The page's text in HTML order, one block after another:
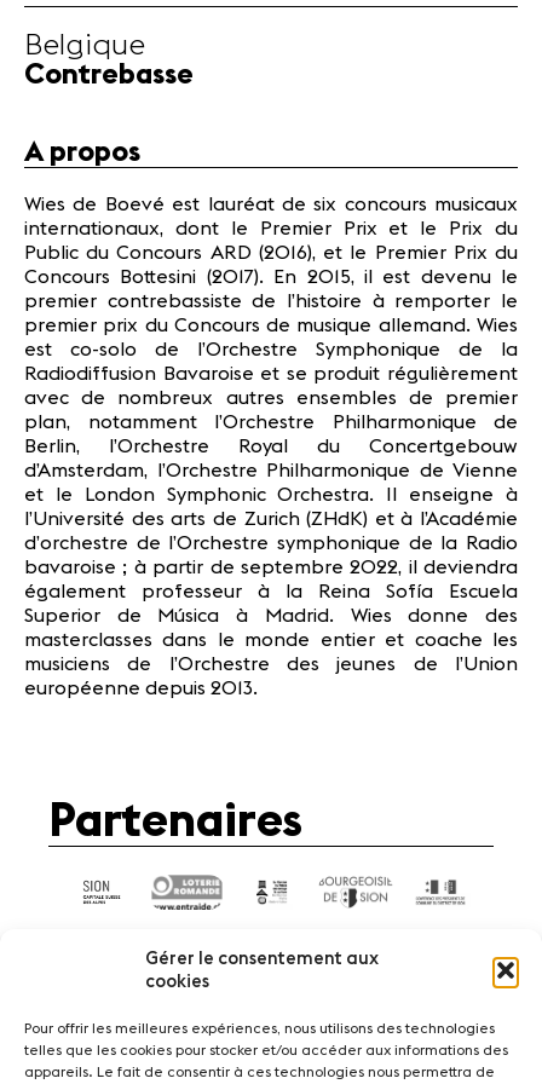
Gérer le consentement aux
cookies
Pour offrir les meilleures expériences, nous utilisons des technologies
telles que les cookies pour stocker et/ou accéder aux informations des
appareils. Le fait de consentir à ces technologies nous permettra de
Partenaires
Concerts
Médiation
Médias
Revue de
presse
Emplois
A propos
Mentions
légales
Contact
Belgique
Contrebasse
A propos
Wies de Boevé est lauréat de six concours musicaux
internationaux, dont le Premier Prix et le Prix du
Public du Concours ARD (2016), et le Premier Prix du
Concours Bottesini (2017). En 2015, il est devenu le
premier contrebassiste de l’histoire à remporter le
premier prix du Concours de musique allemand. Wies
est co-solo de l’Orchestre Symphonique de la
Radiodiffusion Bavaroise et se produit régulièrement
avec de nombreux autres ensembles de premier
plan, notamment l’Orchestre Philharmonique de
Berlin, l’Orchestre Royal du Concertgebouw
d’Amsterdam, l’Orchestre Philharmonique de Vienne
et le London Symphonic Orchestra. Il enseigne à
l’Université des arts de Zurich (ZHdK) et à l’Académie
d’orchestre de l’Orchestre symphonique de la Radio
bavaroise ; à partir de septembre 2022, il deviendra
également professeur à la Reina Sofía Escuela
Superior de Música à Madrid. Wies donne des
masterclasses dans le monde entier et coache les
musiciens de l’Orchestre des jeunes de l’Union
européenne depuis 2013.
Partenaires
ActualitésConcertsBénévoles